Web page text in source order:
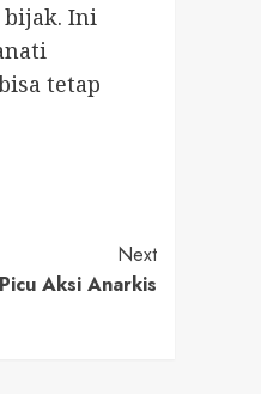
bijak. Ini
tetap
Next
Aksi Anarkis